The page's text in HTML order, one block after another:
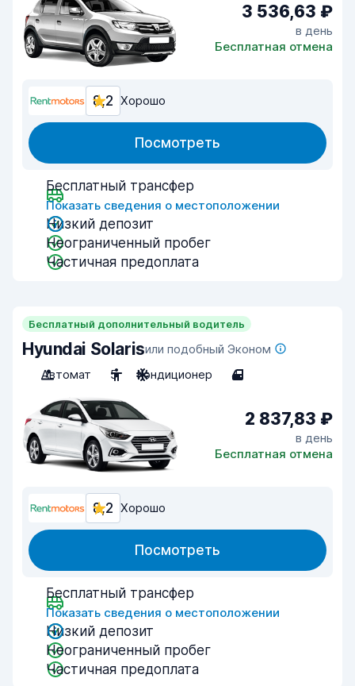
3 536,63 ₽
в день
Бесплатная отмена
8,2 Хорошо
Посмотреть
Бесплатный трансфер
Показать сведения о местоположении
Низкий депозит
Неограниченный пробег
Частичная предоплата
Бесплатный дополнительный водитель
Hyundai Solarisили подобный Эконом
Автомат
5 Кондиционер 4
2 837,83 ₽
в день
Бесплатная отмена
8,2 Хорошо
Посмотреть
Бесплатный трансфер
Показать сведения о местоположении
Низкий депозит
Неограниченный пробег
Частичная предоплата